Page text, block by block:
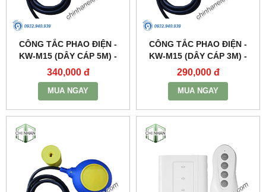
CÔNG TẮC PHAO ĐIỆN -
KW-M15 (DÂY CÁP 5M) -
KAWASAN
340,000 đ
MUA NGAY
CÔNG TẮC PHAO ĐIỆN -
KW-M15 (DÂY CÁP 3M) -
KAWASAN
290,000 đ
MUA NGAY